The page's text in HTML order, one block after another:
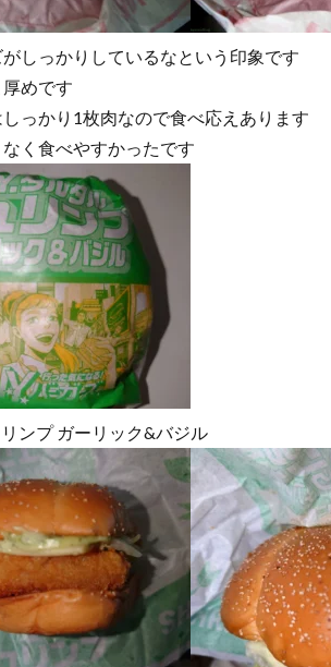
しっかりしているなという印象です
めです
っかり1枚肉なので食べ応えあります
く食べやすかったです
ンプ ガーリック&バジル